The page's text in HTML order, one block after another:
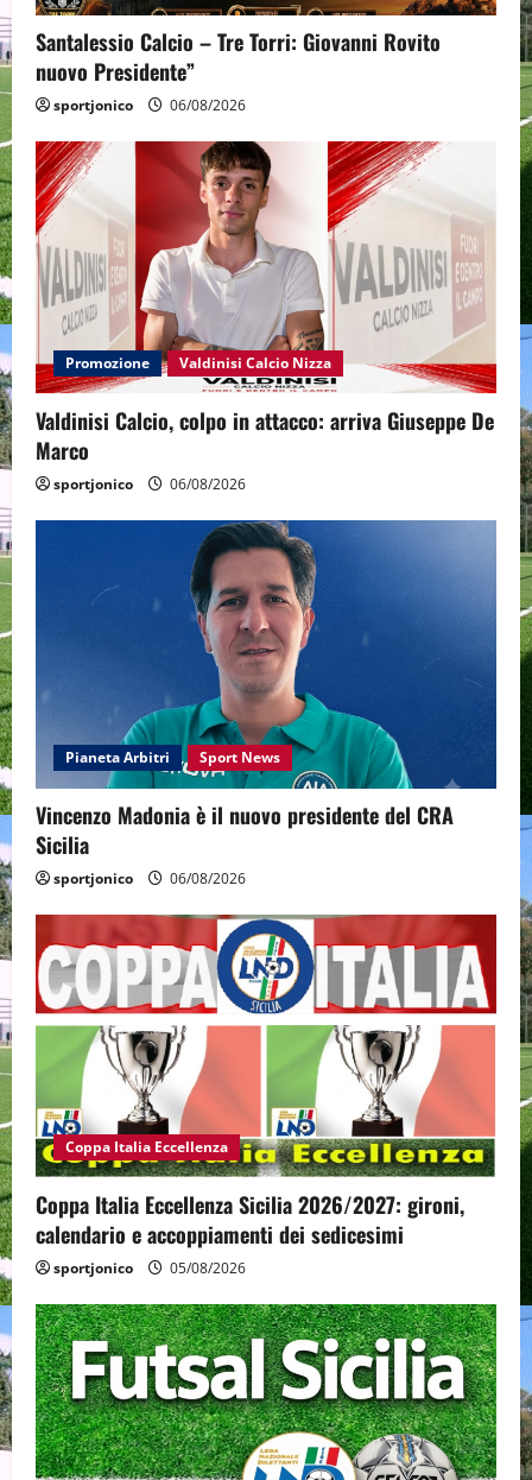
Santalessio Calcio – Tre Torri: Giovanni Rovito
nuovo Presidente”
sportjonico 06/08/2026
Promozione Valdinisi Calcio Nizza
Valdinisi Calcio, colpo in attacco: arriva Giuseppe De
Marco
sportjonico 06/08/2026
Pianeta Arbitri Sport News
Vincenzo Madonia è il nuovo presidente del CRA
Sicilia
sportjonico 06/08/2026
Coppa Italia Eccellenza
Coppa Italia Eccellenza Sicilia 2026/2027: gironi,
calendario e accoppiamenti dei sedicesimi
sportjonico 05/08/2026